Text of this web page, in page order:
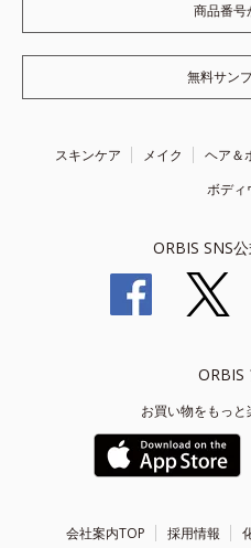
商品番号
無料サン
スキンケア メイク ヘア＆
ボディ
ORBIS SNS
ORBIS
お買い物をもっと
会社案内TOP 採用情報